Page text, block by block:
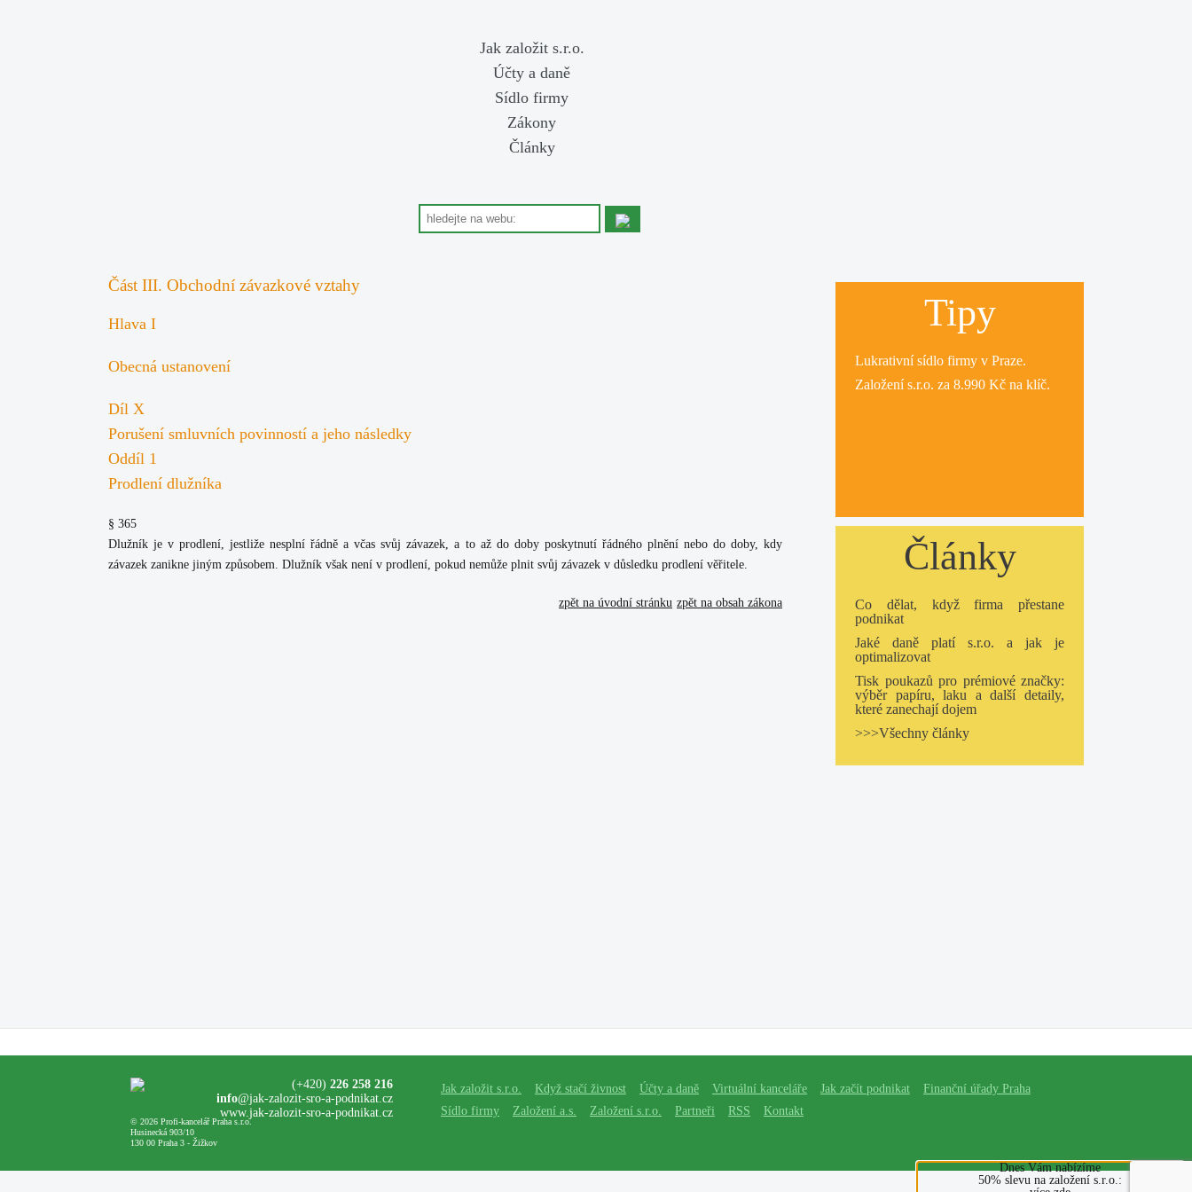
Jak založit s.r.o.
Účty a daně
Sídlo firmy
Zákony
Články
Část III. Obchodní závazkové vztahy
Hlava I
Obecná ustanovení
Díl X
Porušení smluvních povinností a jeho následky
Oddíl 1
Prodlení dlužníka
§ 365
Dlužník je v prodlení, jestliže nesplní řádně a včas svůj závazek, a to až do doby poskytnutí řádného plnění nebo do doby, kdy
závazek zanikne jiným způsobem. Dlužník však není v prodlení, pokud nemůže plnit svůj závazek v důsledku prodlení věřitele.
zpět na obsah zákona
zpět na úvodní stránku
Tipy
Lukrativnísídlo firmy v Praze.
Založení s.r.o. za 8.990 Kč na klíč.
Články
Co dělat, když firma přestane
podnikat
Jaké daně platí s.r.o. a jak je
optimalizovat
Tisk poukazů pro prémiové značky:
výběr papíru, laku a další detaily,
které zanechají dojem
>>>Všechny články
© 2026 Profi-kancelář Praha s.r.o.
Husinecká 903/10
130 00 Praha 3 - Žižkov
(+420) 226 258 216
info@jak-zalozit-sro-a-podnikat.cz
www.jak-zalozit-sro-a-podnikat.cz
Jak založit s.r.o. Když stačí živnost Účty a daně Virtuální kanceláře Jak začít podnikat
Finanční úřady Praha
Sídlo firmy
Založení a.s. Založení s.r.o. Partneři RSS Kontakt
Dnes Vám nabízíme
50% slevu na založení s.r.o.: